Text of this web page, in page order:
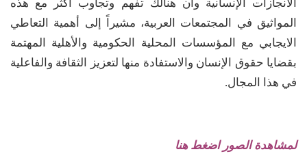
الانجازات الإنسانية وأن هنالك تفهم وتجاوب أكثر مع هذه
المواثيق في المجتمعات العربية، مشيراً إلى أهمية التعاطي
الايجابي مع المؤسسات المحلية الحكومية والأهلية المهتمة
بقضايا حقوق الإنسان والاستفادة منها لتعزيز الثقافة والفاعلية
في هذا المجال.
لمشاهدة الصور اضغط هنا